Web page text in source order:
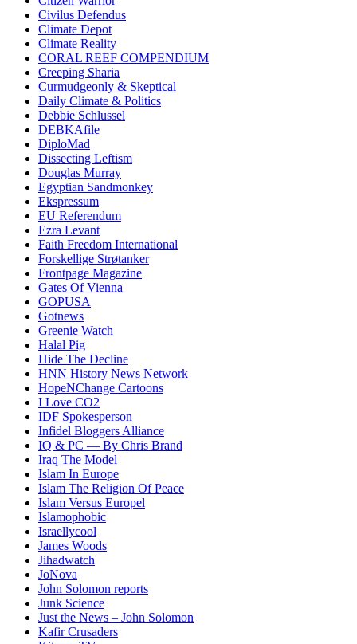
Civilus Defendus
Climate Depot
Climate Reality
CORAL REEF COMPENDIUM
Creeping Sharia
Curmudgeonly & Skeptical
Daily Climate & Politics
Debbie Schlussel
DEBKAfile
DiploMad
Dissecting Leftism
Douglas Murray
Egyptian Sandmonkey
Ekspressum
EU Referendum
Ezra Levant
Faith Freedom International
Forskellige Strøtanker
Frontpage Magazine
Gates Of Vienna
GOPUSA
Gotnews
Greenie Watch
Halal Pig
Hide The Decline
HNN History News Network
HopeNChange Cartoons
I Love CO2
IDF Spokesperson
Infidel Bloggers Alliance
IQ & PC — By Chris Brand
Iraq The Model
Islam In Europe
Islam The Religion Of Peace
Islam Versus Europel
Islamophobic
Israellycool
James Woods
Jihadwatch
JoNova
John Solomon reports
Junk Science
Just the News – John Solomon
Kafir Crusaders